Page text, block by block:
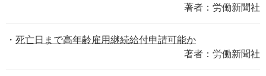
著者：労働新聞社
死亡日まで高年齢雇用継続給付申請可能か
著者：労働新聞社